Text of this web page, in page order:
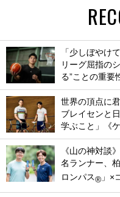
「少しぼやけ
リーグ屈指の
る”ことの重要
世界の頂点に
ブレイセンと
学ぶこと」《
《山の神対談
名ランナー、
ロンパス® 」×